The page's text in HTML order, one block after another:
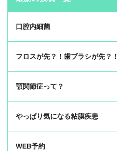
口腔内細菌
フロスが先？！歯ブラシが先？！
顎関節症って？
やっぱり気になる粘膜疾患
WEB予約